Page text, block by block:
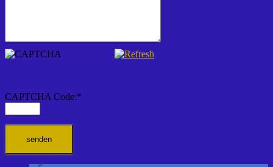
CAPTCHA Code:*